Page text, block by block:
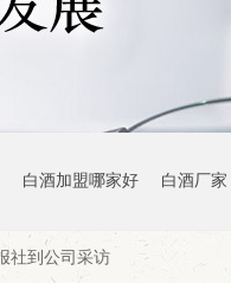
白酒加盟哪家好 白酒厂家
社到公司采访